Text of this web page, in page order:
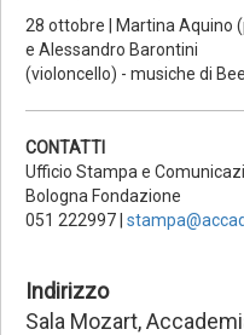
28 ottobre | Martina Aquino
e Alessandro Barontini
(violoncello) - musiche di
CONTATTI
Ufficio Stampa e
Bologna Fondazione
051 222997 |
Indirizzo
Sala Mozart,